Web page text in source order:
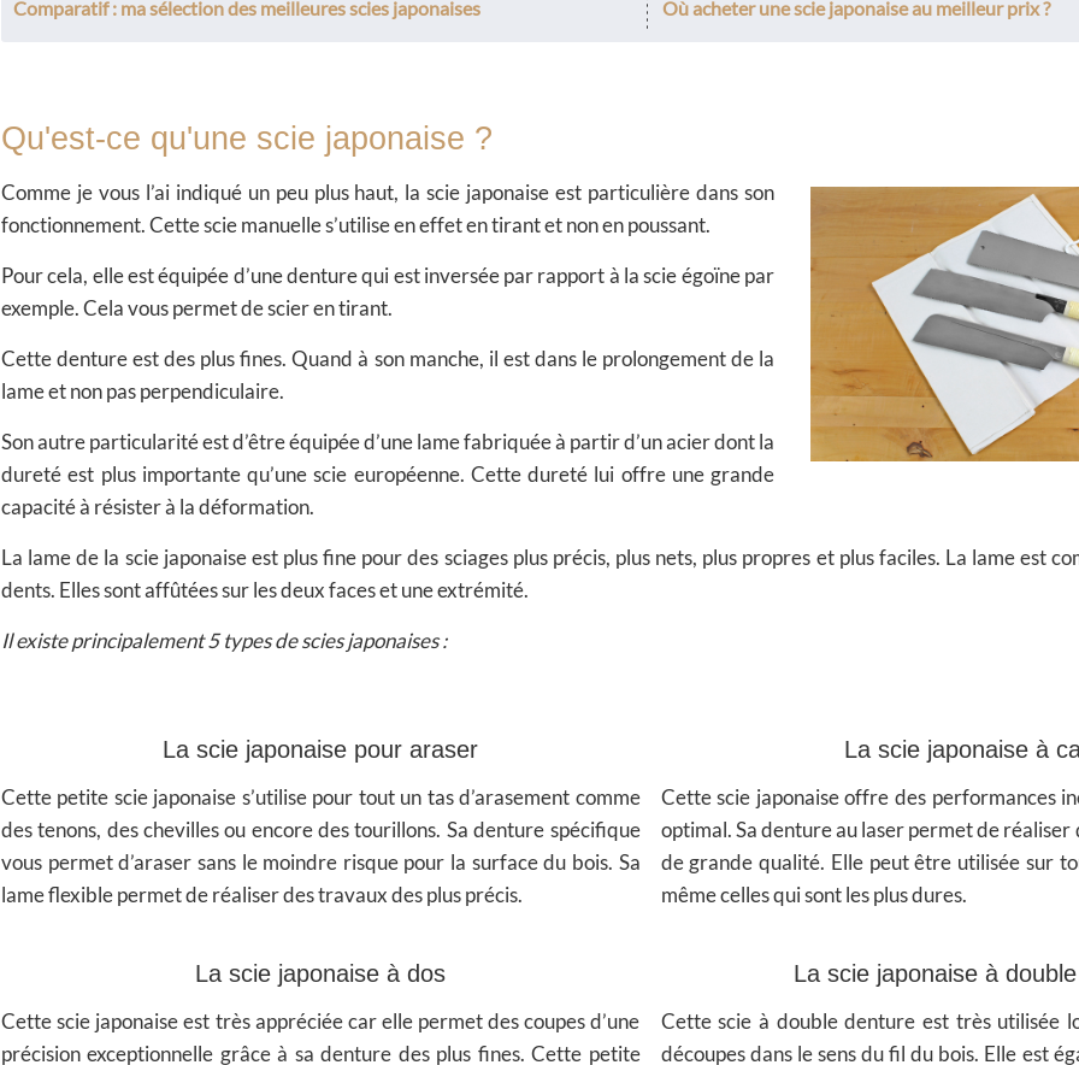
Comparatif : ma sélection des meilleures scies japonaises
Où acheter une scie japonaise au meilleur prix ?
Qu'est-ce qu'une scie japonaise ?
Comme je vous l’ai indiqué un peu plus haut, la scie japonaise est particulière dans son
fonctionnement. Cette scie manuelle s’utilise en effet en tirant et non en poussant.
Pour cela, elle est équipée d’une denture qui est inversée par rapport à la scie égoïne par
exemple. Cela vous permet de scier en tirant.
Cette denture est des plus fines. Quand à son manche, il est dans le prolongement de la
lame et non pas perpendiculaire.
Son autre particularité est d’être équipée d’une lame fabriquée à partir d’un acier dont la
dureté est plus importante qu’une scie européenne. Cette dureté lui offre une grande
capacité à résister à la déformation.
La lame de la scie japonaise est plus fine pour des sciages plus précis, plus nets, plus propres et plus faciles. La lame est
dents. Elles sont affûtées sur les deux faces et une extrémité.
Il existe principalement 5 types de scies japonaises :
La scie japonaise pour araser
Cette petite scie japonaise s’utilise pour tout un tas d’arasement comme
des tenons, des chevilles ou encore des tourillons. Sa denture spécifique
vous permet d’araser sans le moindre risque pour la surface du bois. Sa
lame flexible permet de réaliser des travaux des plus précis.
La scie japonaise à dos
Cette scie japonaise est très appréciée car elle permet des coupes d’une
précision exceptionnelle grâce à sa denture des plus fines. Cette petite
La scie japonaise à
Cette scie japonaise offre des performances
optimal. Sa denture au laser permet de réaliser
de grande qualité. Elle peut être utilisée sur
même celles qui sont les plus dures.
La scie japonaise à
Cette scie à double denture est très utilisée
découpes dans le sens du fil du bois. Elle est